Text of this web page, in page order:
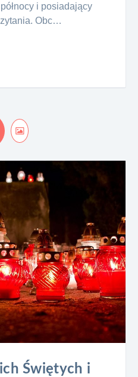
i posiadający
Obc…
Świętych i